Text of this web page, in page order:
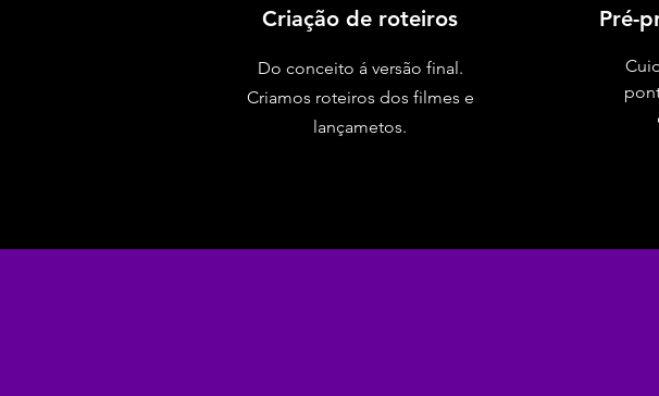
Criação de roteiros
Do conceito á versão final.
Criamos roteiros dos filmes e
lançametos.
Pré-